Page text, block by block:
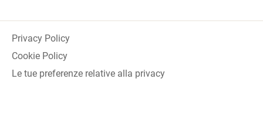
Privacy Policy
Cookie Policy
Le tue preferenze relative alla privacy